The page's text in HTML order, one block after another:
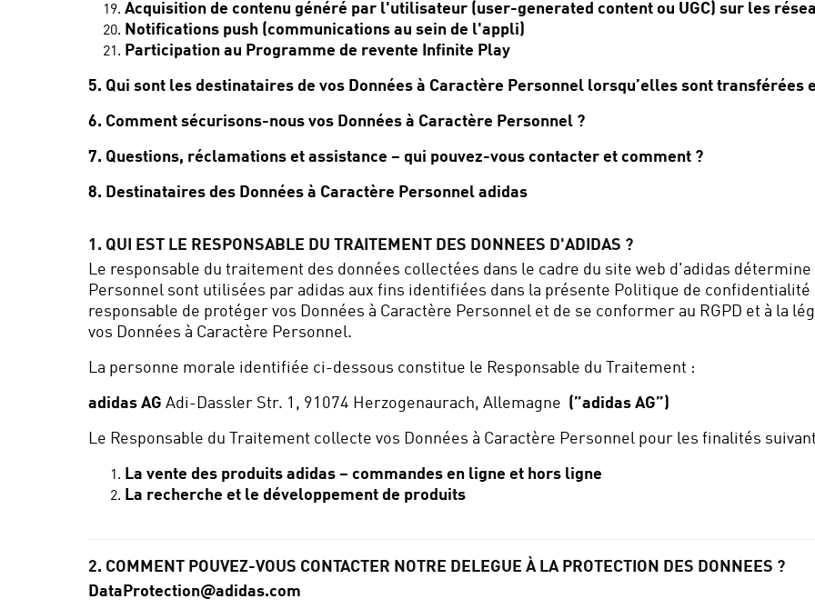
Acquisition de contenu généré par l'utilisateur (user-generated content ou UGC) sur les
Notifications push (communications au sein de l'appli)
Participation au Programme de revente Infinite Play
5. Qui sont les destinataires de vos Données à Caractère Personnel lorsqu’elles sont transférées
6. Comment sécurisons-nous vos Données à Caractère Personnel ?
7. Questions, réclamations et assistance – qui pouvez-vous contacter et comment ?
8. Destinataires des Données à Caractère Personnel adidas
1. QUI EST LE RESPONSABLE DU TRAITEMENT DES DONNEES D'ADIDAS ?
Le responsable du traitement des données collectées dans le cadre du site web d'adidas
Personnel sont utilisées par adidas aux fins identifiées dans la présente Politique de confidentialité
responsable de protéger vos Données à Caractère Personnel et de se conformer au RGPD et à la
vos Données à Caractère Personnel.
La personne morale identifiée ci-dessous constitue le Responsable du Traitement :
adidas AG Adi-Dassler Str. 1, 91074 Herzogenaurach, Allemagne (”adidas AG”)
Le Responsable du Traitement collecte vos Données à Caractère Personnel pour les finalités
La vente des produits adidas – commandes en ligne et hors ligne
La recherche et le développement de produits
2. COMMENT POUVEZ-VOUS CONTACTER NOTRE DELEGUE À LA PROTECTION DES DONNEES ?
DataProtection@adidas.com